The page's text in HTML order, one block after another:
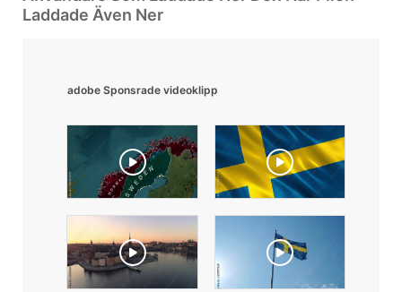
Laddade Även Ner
adobe Sponsrade videoklipp